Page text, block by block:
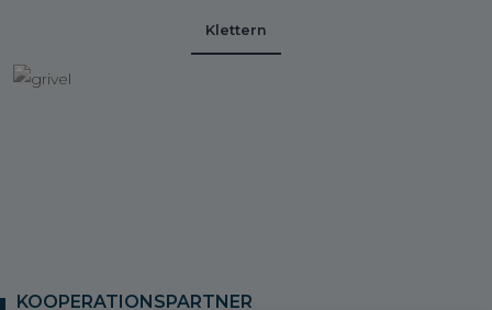
Klettern
KOOPERATIONSPARTNER